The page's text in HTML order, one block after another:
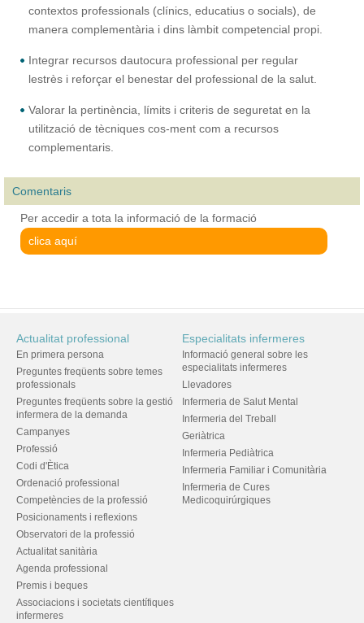
contextos professionals (clínics, educatius o socials), de
manera complementària i dins làmbit competencial propi.
Integrar recursos dautocura professional per regular
lestrès i reforçar el benestar del professional de la salut.
Valorar la pertinència, límits i criteris de seguretat en la
utilització de tècniques cos-ment com a recursos
complementaris.
Comentaris
Per accedir a tota la informació de la formació
clica aquí
Actualitat professional
En primera persona
Preguntes freqüents sobre temes
professionals
Preguntes freqüents sobre la gestió
infermera de la demanda
Campanyes
Professió
Codi d'Ètica
Ordenació professional
Competències de la professió
Posicionaments i reflexions
Observatori de la professió
Actualitat sanitària
Agenda professional
Premis i beques
Associacions i societats científiques
infermeres
Especialitats infermeres
Informació general sobre les
especialitats infermeres
Llevadores
Infermeria de Salut Mental
Infermeria del Treball
Geriàtrica
Infermeria Pediàtrica
Infermeria Familiar i Comunitària
Infermeria de Cures
Medicoquirúrgiques